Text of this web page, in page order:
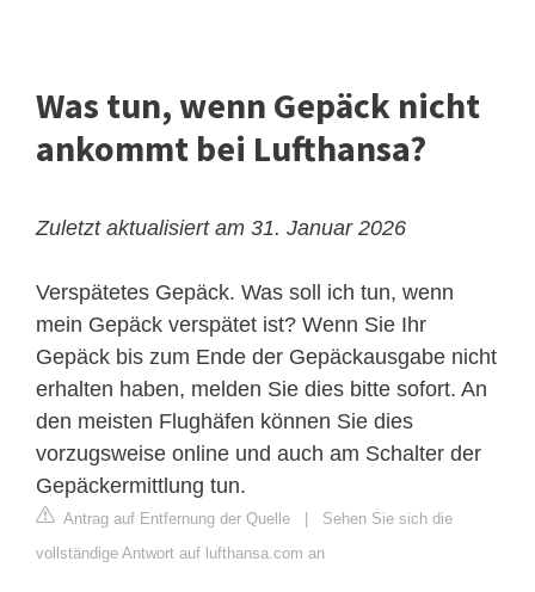
Was tun, wenn Gepäck nicht
ankommt bei Lufthansa?
Zuletzt aktualisiert am 31. Januar 2026
Verspätetes Gepäck. Was soll ich tun, wenn
mein Gepäck verspätet ist? Wenn Sie Ihr
Gepäck bis zum Ende der Gepäckausgabe nicht
erhalten haben, melden Sie dies bitte sofort. An
den meisten Flughäfen können Sie dies
vorzugsweise online und auch am Schalter der
Gepäckermittlung tun.
Antrag auf Entfernung der Quelle
Sehen Sie sich die
vollständige Antwort auf lufthansa.com an